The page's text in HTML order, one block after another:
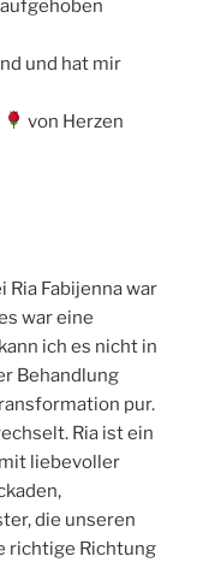
und hat mir
von Herzen
Ria Fabijenna war
war eine
ich es nicht in
Behandlung
pur.
Ria ist ein
liebevoller
die unseren
richtige Richtung